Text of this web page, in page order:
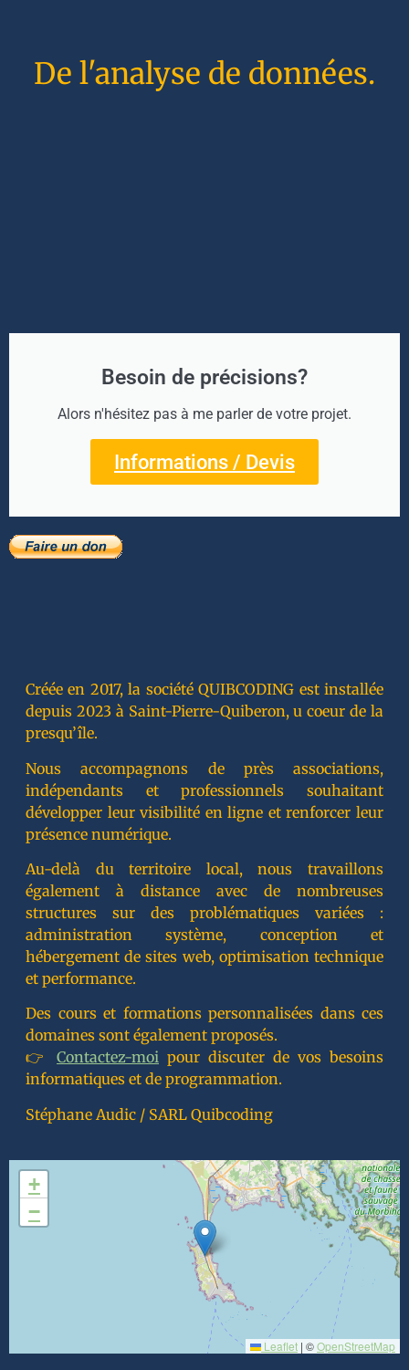
De l'analyse de données.
Besoin de précisions?
Alors n'hésitez pas à me parler de votre projet.
Informations / Devis
Créée en 2017, la société QUIBCODING est installée
depuis 2023 à Saint-Pierre-Quiberon, u coeur de la
presqu’île.
Nous accompagnons de près associations,
indépendants et professionnels souhaitant
développer leur visibilité en ligne et renforcer leur
présence numérique.
Au-delà du territoire local, nous travaillons
également à distance avec de nombreuses
structures sur des problématiques variées :
administration système, conception et
hébergement de sites web, optimisation technique
et performance.
Des cours et formations personnalisées dans ces
domaines sont également proposés.
👉 Contactez-moi pour discuter de vos besoins
informatiques et de programmation.
Stéphane Audic / SARL Quibcoding
+
−
Leaflet | ©OpenStreetMap